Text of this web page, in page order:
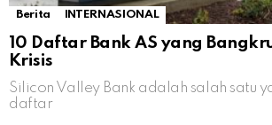
Berita INTERNASIONAL
10 Daftar Bank AS yang
Krisis
Silicon Valley Bank adalah salah satu
daftar